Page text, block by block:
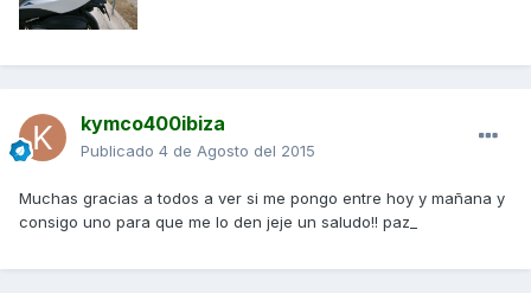
kymco400ibiza
Publicado 4 de Agosto del 2015
Muchas gracias a todos a ver si me pongo entre hoy y mañana y
consigo uno para que me lo den jeje un saludo!! paz_